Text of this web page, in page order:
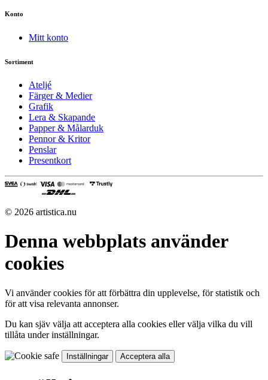
Konto
Mitt konto
Sortiment
Ateljé
Färger & Medier
Grafik
Lera & Skapande
Papper & Målarduk
Pennor & Kritor
Penslar
Presentkort
© 2026 artistica.nu
Denna webbplats använder
cookies
Vi använder cookies för att förbättra din upplevelse, för statistik och
för att visa relevanta annonser.
Du kan sjäv välja att acceptera alla cookies eller välja vilka du vill
tillåta under inställningar.
Inställningar Acceptera alla